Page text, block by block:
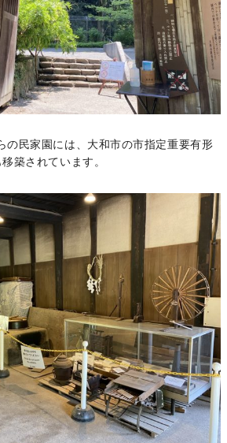
の民家園には、大和市の市指定重要有形
築されています。